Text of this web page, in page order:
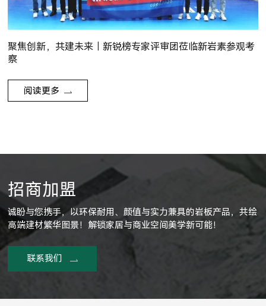
聚焦创新，共建未来｜新锐榜专家评审团莅临新岩素参观考
察
阅读更多
招商加盟
诚盼与您携手，以环保耐用、颜值与实力兼具的岩板产品，共绘
高端建材繁华图景！解锁家居与商业空间美学新可能！
联系我们